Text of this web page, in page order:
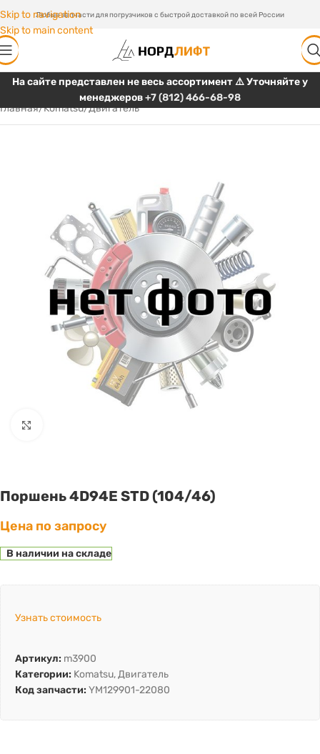
Skip to navigation
Skip to main content
Любые запчасти для погрузчиков с быстрой доставкой по всей России
На сайте представлен не весь ассортимент ⚠️ Уточняйте у
менеджеров+7 (812) 466-68-98
Главная/Komatsu/Двигатель
Поршень 4D94E STD (104/46)
Цена по запросу
В наличии на складе
Узнать стоимость
Артикул: m3900
Категории: Komatsu,Двигатель
Код запчасти: YM129901-22080